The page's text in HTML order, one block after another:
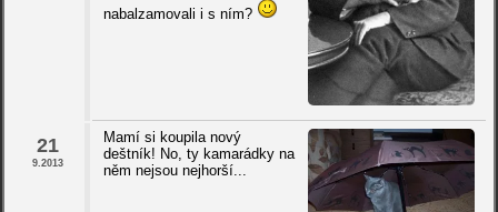
nabalzamovali i s ním?
21
9.2013
Mamí si koupila nový
deštník! No, ty kamarádky na
něm nejsou nejhorší...